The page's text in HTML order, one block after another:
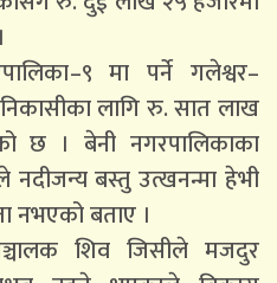
मा पर्ने गलेश्वर–
लागि रु. सात लाख
छ । बेनी नगरपालिकाका
नदीजन्य बस्तु उत्खनन्मा हेभी
नभएको बताए ।
शिव जिसीले मजदुर